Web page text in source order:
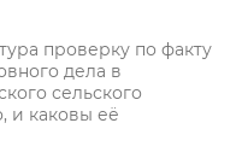
проверку по факту
дела в
сельского
и каковы её